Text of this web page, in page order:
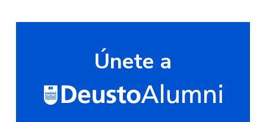
Únete a